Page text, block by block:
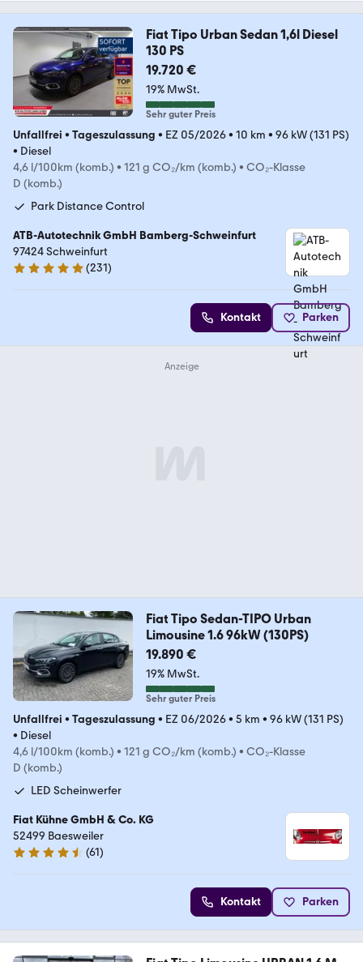
Fiat Tipo Urban Sedan 1,6l Diesel
130 PS
19.720 €
19% MwSt.
Sehr guter Preis
Unfallfrei • Tageszulassung • EZ 05/2026• 10 km • 96 kW (131 PS)
• Diesel
4,6 l/100km (komb.) • 121 g CO₂/km (komb.) • CO₂-Klasse
D (komb.)
Park Distance Control
ATB-Autotechnik GmbH Bamberg-Schweinfurt
97424 Schweinfurt
4.9 Sterne
(231)
Kontakt Parken
Fiat Tipo Sedan-TIPO Urban
Limousine 1.6 96kW (130PS)
19.890 €
19% MwSt.
Sehr guter Preis
Unfallfrei • Tageszulassung • EZ 06/2026• 5 km • 96 kW (131 PS)
• Diesel
4,6 l/100km (komb.) • 121 g CO₂/km (komb.) • CO₂-Klasse
D (komb.)
LED Scheinwerfer
Fiat Kühne GmbH & Co. KG
52499 Baesweiler
4.3 Sterne
(61)
Kontakt Parken